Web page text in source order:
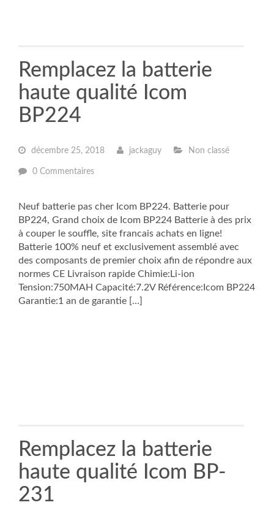
Remplacez la batterie
haute qualité Icom
BP224
décembre 25, 2018 jackaguy Non classé
0 Commentaires
Neuf batterie pas cher Icom BP224. Batterie pour
BP224, Grand choix de Icom BP224 Batterie à des prix
à couper le souffle, site francais achats en ligne!
Batterie 100% neuf et exclusivement assemblé avec
des composants de premier choix afin de répondre aux
normes CE Livraison rapide Chimie:Li-ion
Tension:750MAH Capacité:7.2V Référence:Icom BP224
Garantie:1 an de garantie […]
Remplacez la batterie
haute qualité Icom BP-
231